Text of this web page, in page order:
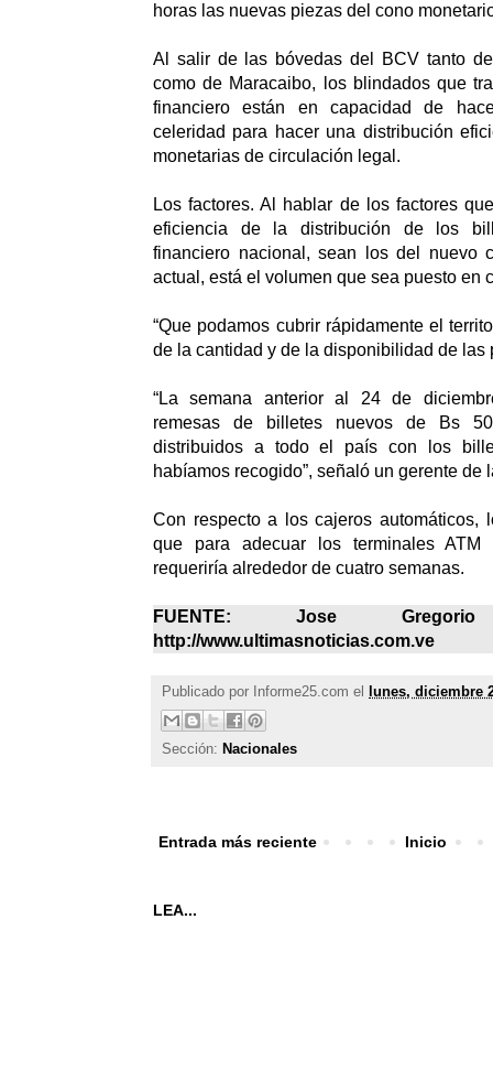
horas las nuevas piezas del cono
Al salir de las bóvedas del BCV tanto
como de Maracaibo, los blindados que
financiero están en capacidad de
celeridad para hacer una distribución
monetarias de circulación legal.
Los factores. Al hablar de los factores
eficiencia de la distribución de los
financiero nacional, sean los del nuevo
actual, está el volumen que sea puesto en
“Que podamos cubrir rápidamente el
de la cantidad y de la disponibilidad de las
“La semana anterior al 24 de
remesas de billetes nuevos de Bs
distribuidos a todo el país con los
habíamos recogido”, señaló un gerente de
Con respecto a los cajeros automáticos,
que para adecuar los terminales
requeriría alrededor de cuatro semanas.
FUENTE: Jose
http://www.ultimasnoticias.com.ve
Publicado por Informe25.com el lunes, diciembre
Sección: Nacionales
Entrada más reciente Inicio
LEA...